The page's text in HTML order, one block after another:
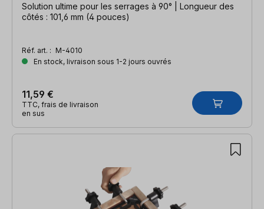
Solution ultime pour les serrages à 90° | Longueur des
côtés : 101,6 mm (4 pouces)
Réf. art. : M-4010
En stock, livraison sous 1-2 jours ouvrés
11,59 €
TTC, frais de livraison
en sus